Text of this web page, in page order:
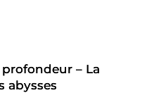
– La
abysses